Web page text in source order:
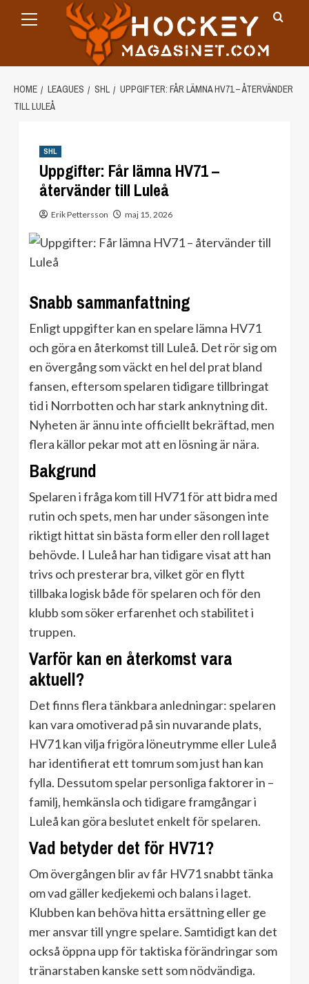
Menu
HOME LEAGUES SHL
UPPGIFTER: FÅR LÄMNA HV71 – ÅTERVÄNDER
TILL LULEÅ
SHL
Uppgifter: Får lämna HV71 –
återvänder till Luleå
Erik Pettersson maj 15, 2026
Snabb sammanfattning
Enligt uppgifter kan en spelare lämna HV71
och göra en återkomst till Luleå. Det rör sig om
en övergång som väckt en hel del prat bland
fansen, eftersom spelaren tidigare tillbringat
tid i Norrbotten och har stark anknytning dit.
Nyheten är ännu inte officiellt bekräftad, men
flera källor pekar mot att en lösning är nära.
Bakgrund
Spelaren i fråga kom till HV71 för att bidra med
rutin och spets, men har under säsongen inte
riktigt hittat sin bästa form eller den roll laget
behövde. I Luleå har han tidigare visat att han
trivs och presterar bra, vilket gör en flytt
tillbaka logisk både för spelaren och för den
klubb som söker erfarenhet och stabilitet i
truppen.
Varför kan en återkomst vara
aktuell?
Det finns flera tänkbara anledningar: spelaren
kan vara omotiverad på sin nuvarande plats,
HV71 kan vilja frigöra löneutrymme eller Luleå
har identifierat ett tomrum som just han kan
fylla. Dessutom spelar personliga faktorer in –
familj, hemkänsla och tidigare framgångar i
Luleå kan göra beslutet enkelt för spelaren.
Vad betyder det för HV71?
Om övergången blir av får HV71 snabbt tänka
om vad gäller kedjekemi och balans i laget.
Klubben kan behöva hitta ersättning eller ge
mer ansvar till yngre spelare. Samtidigt kan det
också öppna upp för taktiska förändringar som
tränarstaben kanske sett som nödvändiga.